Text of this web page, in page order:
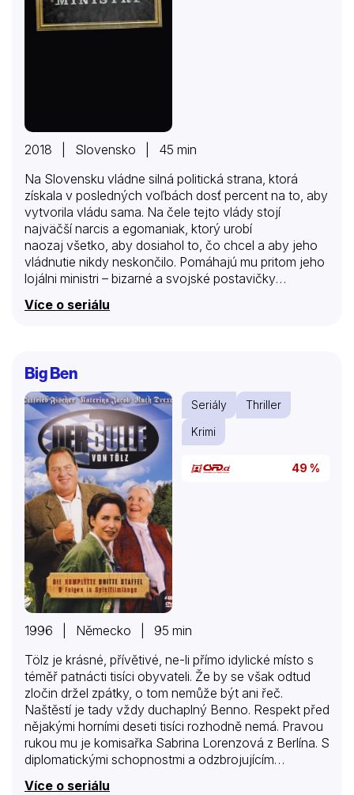
2018 | Slovensko | 45 min
Na Slovensku vládne silná politická strana, ktorá
získala v posledných voľbách dosť percent na to, aby
vytvorila vládu sama. Na čele tejto vlády stojí
najväčší narcis a egomaniak, ktorý urobí
naozaj všetko, aby dosiahol to, čo chcel a aby jeho
vládnutie nikdy neskončilo. Pomáhajú mu pritom jeho
lojálni ministri – bizarné a svojské postavičky
vekslákov, až po obyčajnú tetu z dediny. Celá vláda
ktorého premiér spraví ministra životného prostredia.
Premiér je spokojný, lebo verejnosť prijme nového
ministra s nadšením, dokonca im raketovo rastú
preferencie. Ostatní ministri sa prítomnosti cudzinca
vo vláde zatiaľ neobávajú,…
Více o seriálu
Big Ben
Seriály
Thriller
Krimi
49 %
1996 | Německo | 95 min
Tölz je krásné, přívětivé, ne-li přímo idylické místo s
téměř patnácti tisíci obyvateli. Že by se však odtud
zločin držel zpátky, o tom nemůže být ani řeč.
Naštěstí je tady vždy duchaplný Benno. Respekt před
nějakými horními deseti tisíci rozhodně nemá. Pravou
rukou mu je komisařka Sabrina Lorenzová z Berlína. S
diplomatickými schopnostmi a odzbrojujícím
úsměvem na Bennovy vyšetřovací metody dohlíží.
Více o seriálu